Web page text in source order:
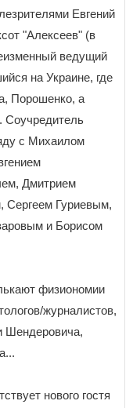
Евгений
"Алексеев" (в
ведущий
на Украине, где
Порошенко, а
Соучредитель
с Михаилом
Дмитрием
Сергеем Гуриевым,
и Борисом
физиономии
журналистов,
Шендеровича,
нового гостя